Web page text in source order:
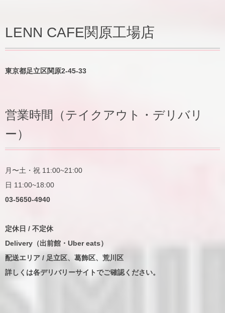
LENN CAFE関原工場店
東京都足立区関原2-45-33
営業時間（テイクアウト・デリバリ
ー）
月〜土・祝 11:00~21:00
日 11:00~18:00
03-5650-4940
定休日 / 不定休
Delivery（出前館・Uber eats）
配送エリア / 足立区、葛飾区、荒川区
詳しくは各デリバリーサイトでご確認ください。